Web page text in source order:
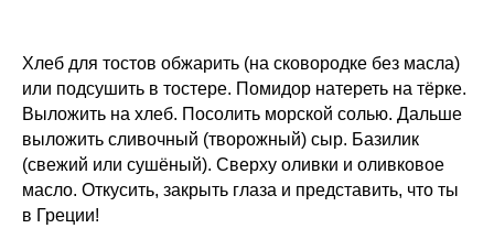
Хлеб для тостов обжарить (на сковородке без масла)
или подсушить в тостере. Помидор натереть на тёрке.
Выложить на хлеб. Посолить морской солью. Дальше
выложить сливочный (творожный) сыр. Базилик
(свежий или сушёный). Сверху оливки и оливковое
масло. Откусить, закрыть глаза и представить, что ты
в Греции!